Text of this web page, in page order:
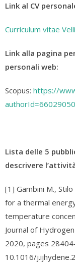
Link al CV
Curriculum vitae
Link alla pagina
personali web:
Scopus: https://
Lista delle 5
descrivere
[1] Gambini M.,
for a thermal
temperature
Journal of
2020, pages
10.1016/